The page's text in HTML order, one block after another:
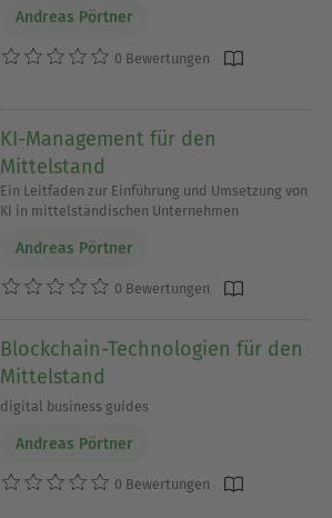
Andreas Pörtner
0 Bewertungen
KI-Management für den
Mittelstand
Ein Leitfaden zur Einführung und Umsetzung von
KI in mittelständischen Unternehmen
Andreas Pörtner
0 Bewertungen
Blockchain-Technologien für den
Mittelstand
digital business guides
Andreas Pörtner
0 Bewertungen